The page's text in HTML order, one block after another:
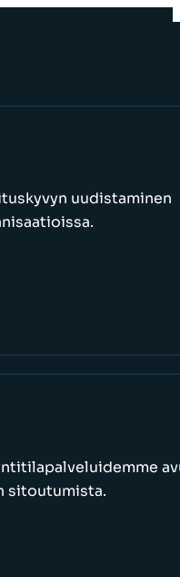
uudistaminen
sitoutumista.